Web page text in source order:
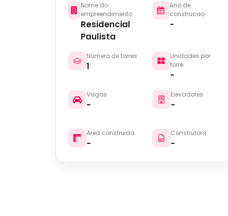
Nome do
empreendimento
Residencial
Paulista
Ano de
construcao
-
Numero de torres
1
Unidades por
torre
-
Vagas
-
Elevadores
-
Area construida
-
Construtora
-